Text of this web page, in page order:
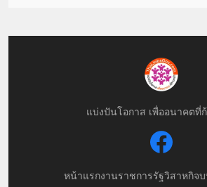
แบ่งปันโอกาส เพื่ออนาคตที่
หน้าแรกงานราชการรัฐวิสาหกิจ